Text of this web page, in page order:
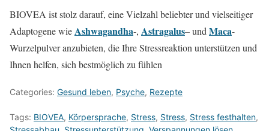
BIOVEA ist stolz darauf, eine Vielzahl beliebter und vielseitiger
Adaptogene wieAshwagandha-, Astragalus– undMaca-
Wurzelpulver anzubieten, die Ihre Stressreaktion unterstützen und
Ihnen helfen, sich bestmöglich zu fühlen
Categories: Gesund leben, Psyche, Rezepte
Tags: BIOVEA, Körpersprache, Stress, Stress, Stress festhalten,